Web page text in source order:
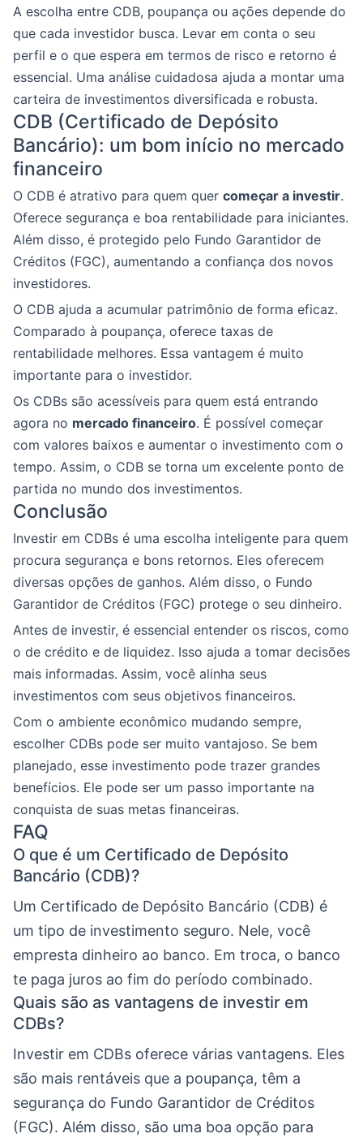
A escolha entre CDB, poupança ou ações depende do
que cada investidor busca. Levar em conta o seu
perfil e o que espera em termos de risco e retorno é
essencial. Uma análise cuidadosa ajuda a montar uma
carteira de investimentos diversificada e robusta.
CDB (Certificado de Depósito
Bancário): um bom início no mercado
financeiro
O CDB é atrativo para quem quer começar a investir.
Oferece segurança e boa rentabilidade para iniciantes.
Além disso, é protegido pelo Fundo Garantidor de
Créditos (FGC), aumentando a confiança dos novos
investidores.
O CDB ajuda a acumular patrimônio de forma eficaz.
Comparado à poupança, oferece taxas de
rentabilidade melhores. Essa vantagem é muito
importante para o investidor.
Os CDBs são acessíveis para quem está entrando
agora no mercado financeiro. É possível começar
com valores baixos e aumentar o investimento com o
tempo. Assim, o CDB se torna um excelente ponto de
partida no mundo dos investimentos.
Conclusão
Investir em CDBs é uma escolha inteligente para quem
procura segurança e bons retornos. Eles oferecem
diversas opções de ganhos. Além disso, o Fundo
Garantidor de Créditos (FGC) protege o seu dinheiro.
Antes de investir, é essencial entender os riscos, como
o de crédito e de liquidez. Isso ajuda a tomar decisões
mais informadas. Assim, você alinha seus
investimentos com seus objetivos financeiros.
Com o ambiente econômico mudando sempre,
escolher CDBs pode ser muito vantajoso. Se bem
planejado, esse investimento pode trazer grandes
benefícios. Ele pode ser um passo importante na
conquista de suas metas financeiras.
FAQ
O que é um Certificado de Depósito
Bancário (CDB)?
Um Certificado de Depósito Bancário (CDB) é
um tipo de investimento seguro. Nele, você
empresta dinheiro ao banco. Em troca, o banco
te paga juros ao fim do período combinado.
Quais são as vantagens de investir em
CDBs?
Investir em CDBs oferece várias vantagens. Eles
são mais rentáveis que a poupança, têm a
segurança do Fundo Garantidor de Créditos
(FGC). Além disso, são uma boa opção para